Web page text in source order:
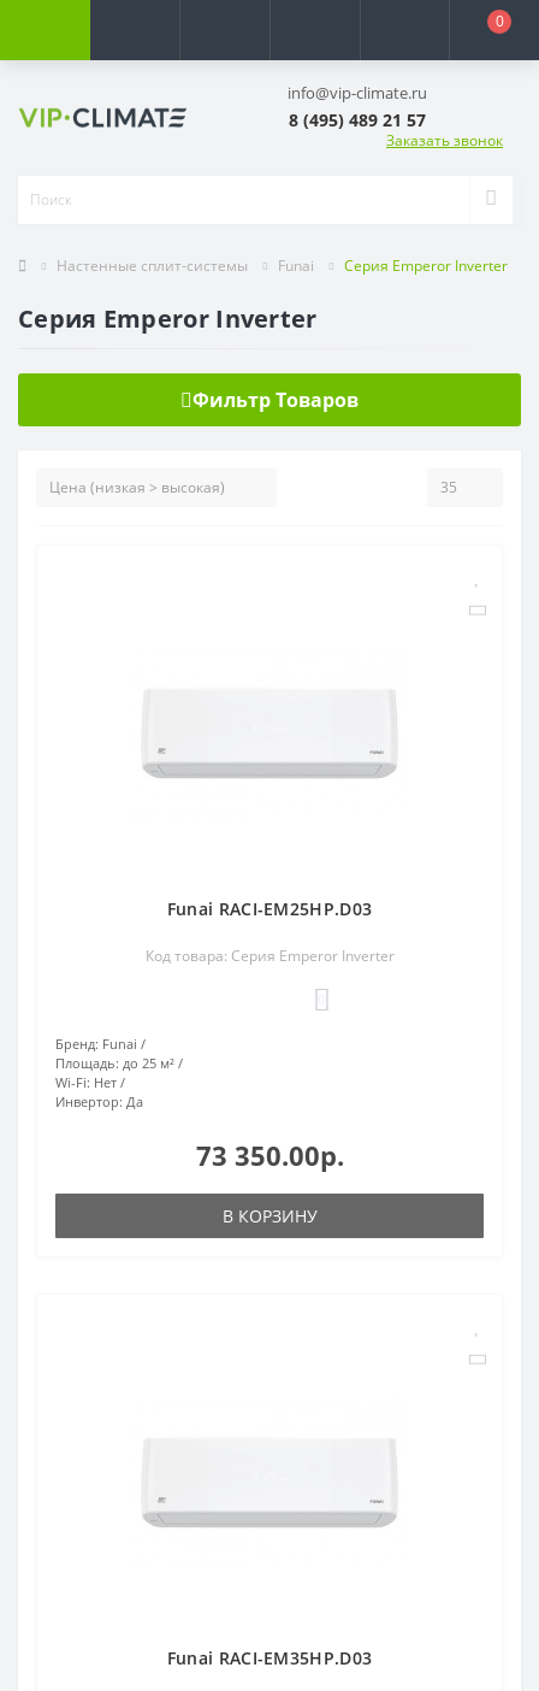
0
info@vip-climate.ru
8 (495) 489 21 57
Заказать звонок
Настенные сплит-системы Funai Серия Emperor Inverter
Серия Emperor Inverter
Фильтр Товаров
Funai RACI-EM25HP.D03
Код товара: Серия Emperor Inverter
Бренд: Funai
Площадь: до 25 м²
Wi-Fi: Нет
Инвертор: Да
73 350.00р.
В КОРЗИНУ
Funai RACI-EM35HP.D03